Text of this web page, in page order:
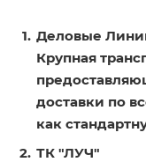
Деловые
Крупная
доставки по
как
ТК "ЛУЧ"